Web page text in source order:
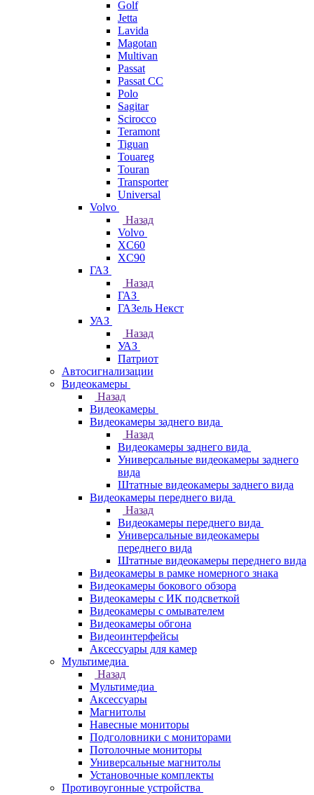
Golf
Jetta
Lavida
Magotan
Multivan
Passat
Passat CC
Polo
Sagitar
Scirocco
Teramont
Tiguan
Touareg
Touran
Transporter
Universal
Volvo
Назад
Volvo
XC60
XC90
ГАЗ
Назад
ГАЗ
ГАЗель Некст
УАЗ
Назад
УАЗ
Патриот
Автосигнализации
Видеокамеры
Назад
Видеокамеры
Видеокамеры заднего вида
Назад
Видеокамеры заднего вида
Универсальные видеокамеры заднего
вида
Штатные видеокамеры заднего вида
Видеокамеры переднего вида
Назад
Видеокамеры переднего вида
Универсальные видеокамеры
переднего вида
Штатные видеокамеры переднего вида
Видеокамеры в рамке номерного знака
Видеокамеры бокового обзора
Видеокамеры с ИК подсветкой
Видеокамеры с омывателем
Видеокамеры обгона
Видеоинтерфейсы
Аксессуары для камер
Мультимедиа
Назад
Мультимедиа
Аксессуары
Магнитолы
Навесные мониторы
Подголовники с мониторами
Потолочные мониторы
Универсальные магнитолы
Установочные комплекты
Противоугонные устройства